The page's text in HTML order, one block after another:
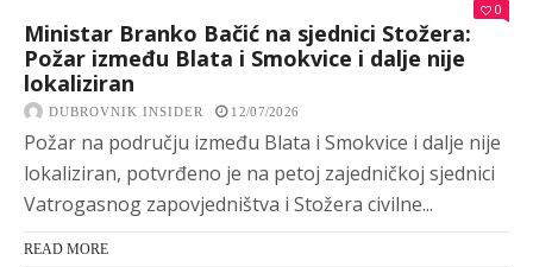
0
Ministar Branko Bačić na sjednici Stožera:
Požar između Blata i Smokvice i dalje nije
lokaliziran
DUBROVNIK INSIDER 12/07/2026
Požar na području između Blata i Smokvice i dalje nije
lokaliziran, potvrđeno je na petoj zajedničkoj sjednici
Vatrogasnog zapovjedništva i Stožera civilne...
READ MORE